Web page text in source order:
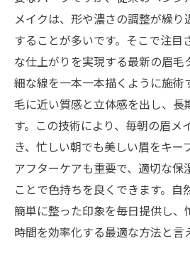
トレンド最前線！最新技術
毛タトゥーの未来
メイクは、形や濃さの調整が繰り
することが多いです。そこで注目
な仕上がりを実現する最新の眉毛
細な線を一本一本描くように施術
毛に近い質感と立体感を出し、長
す。この技術により、毎朝の眉メ
き、忙しい朝でも美しい眉をキー
アフターケアも重要で、適切な保
ことで色持ちを良くできます。自
簡単に整った印象を毎日提供し、
時間を効率化する最適な方法と言